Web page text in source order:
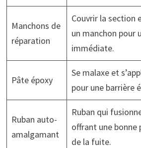
Manchons de
réparation
Couvrir la section
un manchon pour
immédiate.
Pâte époxy
Se malaxe et
pour une barrière
Ruban auto-
amalgamant
Ruban qui
offrant une
de la fuite.